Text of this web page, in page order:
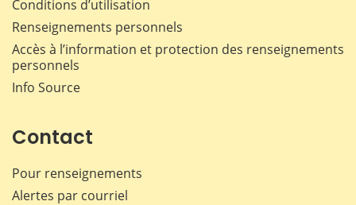
Conditions d’utilisation
Renseignements personnels
Accès à l’information et protection des renseignements
personnels
Info Source
Contact
Pour renseignements
Alertes par courriel